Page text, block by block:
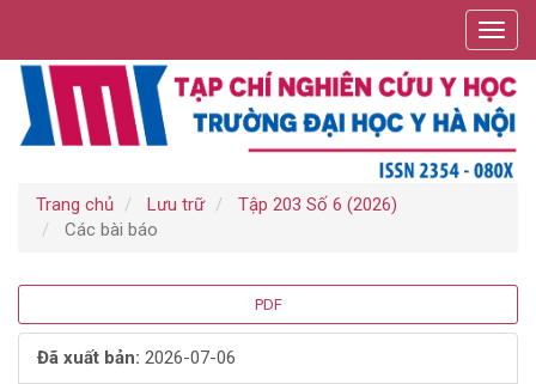
chính
Nội
dung
chính
Trang chủ Lưu trữ
Tập 203 Số 6 (2026)
Các bài báo
Thanh
bên
PDF
Đã xuất bản: 2026-07-06